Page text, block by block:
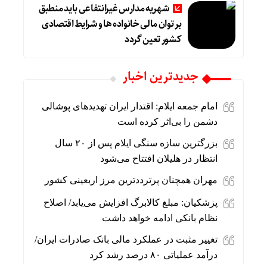
شهریه مدارس غیرانتفاعی باید منطبق
بر توان مالی خانواده ها و شرایط اقتصادی
کشور تعین گردد
جديدترين اخبار
امام جمعه ایلام: اقتدار ایران تهدیدهای پوشالی
دشمن را بی‌اثر کرده است
بزرگترین سازه سنگی ایلام پس از ۲۰ سال
انتظار در هلیلان افتتاح می‌شود
مهران همچنان پرترددترین مرز اربعینی کشور
پزشکیان: مبلغ کالابرگ افزایش می‌یابد/ اصلاح
نظام بانکی ادامه خواهد داشت
تغییر مثبت در عملکرد مالی بانک صادرات ایران/
درآمد عملیاتی ۸۰ درصد رشد کرد